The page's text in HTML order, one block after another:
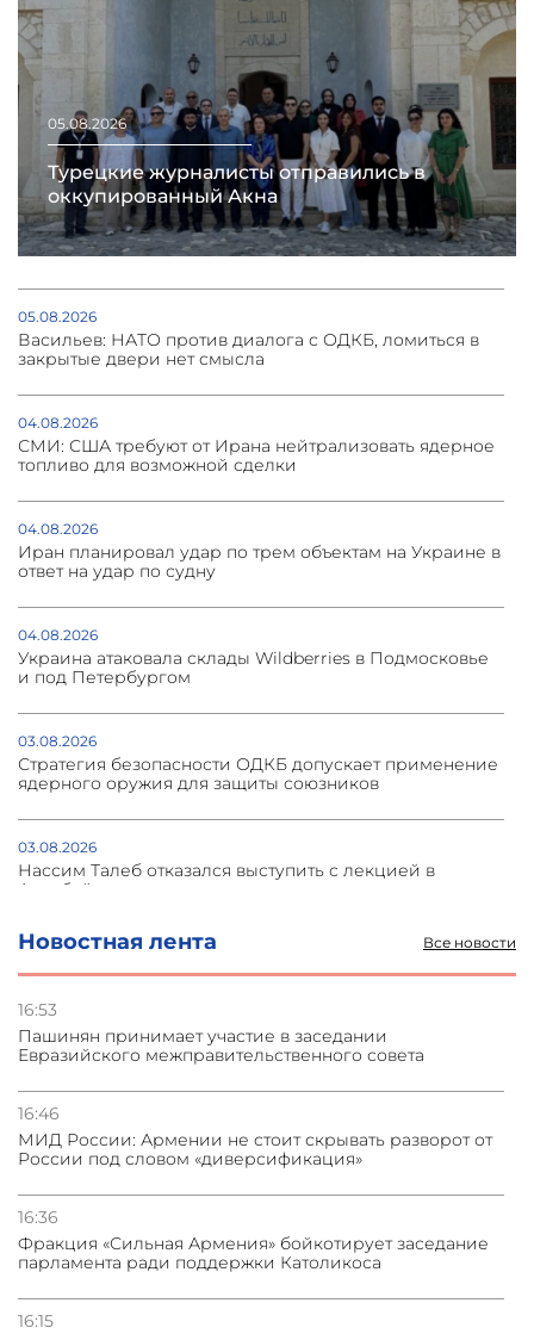
Новостная лента Все новости
16:53
Пашинян принимает участие в заседании
Евразийского межправительственного совета
16:46
МИД России: Армении не стоит скрывать разворот от
России под словом «диверсификация»
16:36
Фракция «Сильная Армения» бойкотирует заседание
парламента ради поддержки Католикоса
16:15
05.08.2026
Турецкие журналисты отправились в
оккупированный Акна
05.08.2026
Васильев: НАТО против диалога с ОДКБ, ломиться в
закрытые двери нет смысла
04.08.2026
СМИ: США требуют от Ирана нейтрализовать ядерное
топливо для возможной сделки
04.08.2026
Иран планировал удар по трем объектам на Украине в
ответ на удар по судну
04.08.2026
Украина атаковала склады Wildberries в Подмосковье
и под Петербургом
03.08.2026
Стратегия безопасности ОДКБ допускает применение
ядерного оружия для защиты союзников
03.08.2026
Нассим Талеб отказался выступить с лекцией в
Азербайджане
31.07.2026
Сотрудничество и очереди – детали визита главы
31.07.2026
31.07.2026
условии прекращения огня